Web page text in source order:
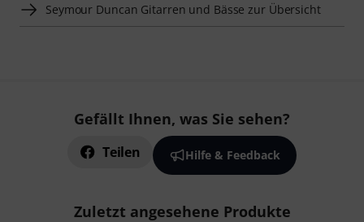
Seymour Duncan Gitarren und Bässe zur Übersicht
Gefällt Ihnen, was Sie sehen?
Teilen Hilfe & Feedback
Zuletzt angesehene Produkte